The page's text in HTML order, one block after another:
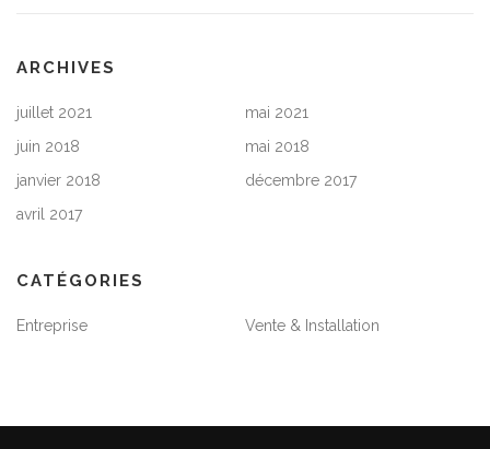
ARCHIVES
juillet 2021
mai 2021
juin 2018
mai 2018
janvier 2018
décembre 2017
avril 2017
CATÉGORIES
Entreprise Vente & Installation